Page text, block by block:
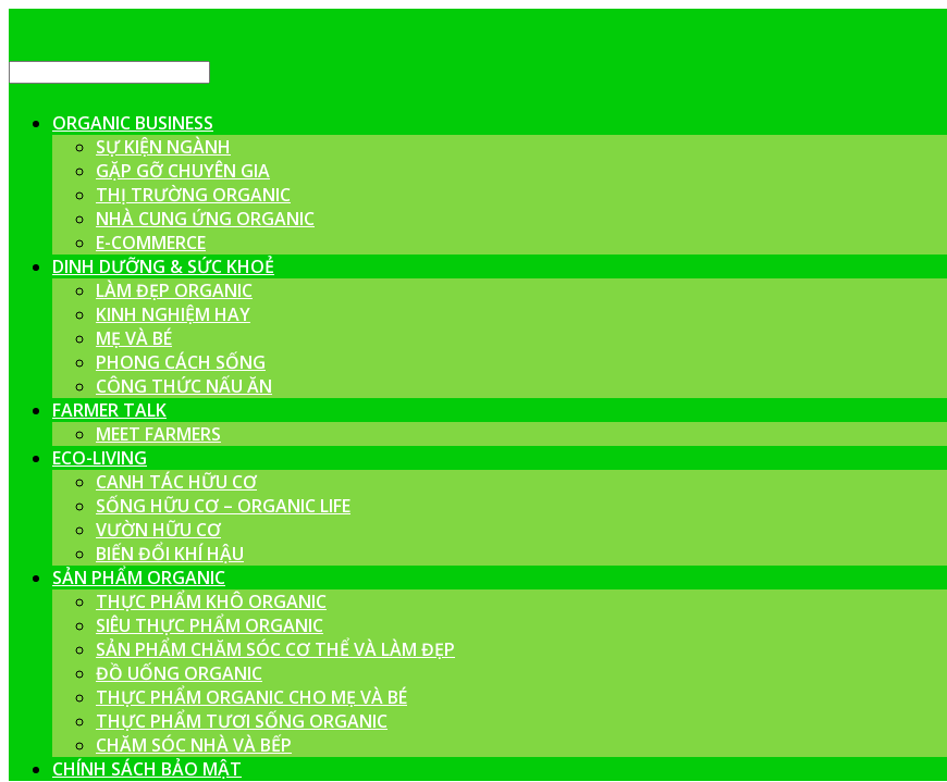
ORGANIC BUSINESS
SỰ KIỆN NGÀNH
GẶP GỠ CHUYÊN GIA
THỊ TRƯỜNG ORGANIC
NHÀ CUNG ỨNG ORGANIC
E-COMMERCE
DINH DƯỠNG & SỨC KHOẺ
LÀM ĐẸP ORGANIC
KINH NGHIỆM HAY
MẸ VÀ BÉ
PHONG CÁCH SỐNG
CÔNG THỨC NẤU ĂN
FARMER TALK
MEET FARMERS
ECO-LIVING
CANH TÁC HỮU CƠ
SỐNG HỮU CƠ – ORGANIC LIFE
VƯỜN HỮU CƠ
BIẾN ĐỔI KHÍ HẬU
SẢN PHẨM ORGANIC
THỰC PHẨM KHÔ ORGANIC
SIÊU THỰC PHẨM ORGANIC
SẢN PHẨM CHĂM SÓC CƠ THỂ VÀ LÀM ĐẸP
ĐỒ UỐNG ORGANIC
THỰC PHẨM ORGANIC CHO MẸ VÀ BÉ
THỰC PHẨM TƯƠI SỐNG ORGANIC
CHĂM SÓC NHÀ VÀ BẾP
CHÍNH SÁCH BẢO MẬT